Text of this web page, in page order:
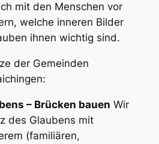
mit den Menschen vor
welche inneren Bilder
ihnen wichtig sind.
der Gemeinden
– Brücken bauen Wir
des Glaubens mit
(familiären,